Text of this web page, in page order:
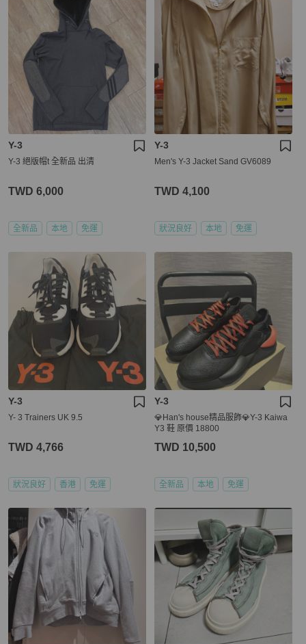
Y-3
Y-3 絕版帽t 全新品 出清
TWD 6,000
全新品 本地 免運
Y-3
Men's Y-3 Jacket Sand GV6089
TWD 4,100
狀況良好 本地 免運
Y-3
Y- 3 Trainers UK 9.5
TWD 4,766
狀況良好 香港 免運
Y-3
💎Han's house精品服飾💎Y-3 Kaiwa
Y3 鞋 原價 18800
TWD 10,500
全新品 本地 免運